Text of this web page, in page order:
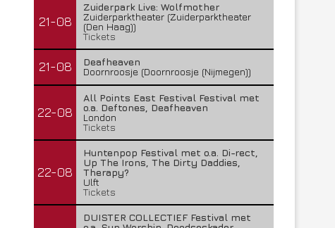
21-08
Zuiderpark Live: Wolfmother
Zuiderparktheater (Zuiderparktheater
(Den Haag))
Tickets
21-08
Deafheaven
Doornroosje (Doornroosje (Nijmegen))
22-08
All Points East Festival Festival met
o.a. Deftones, Deafheaven
London
Tickets
22-08
Huntenpop Festival met o.a. Di-rect,
Up The Irons, The Dirty Daddies,
Therapy?
Ulft
Tickets
DUISTER COLLECTIEF Festival met